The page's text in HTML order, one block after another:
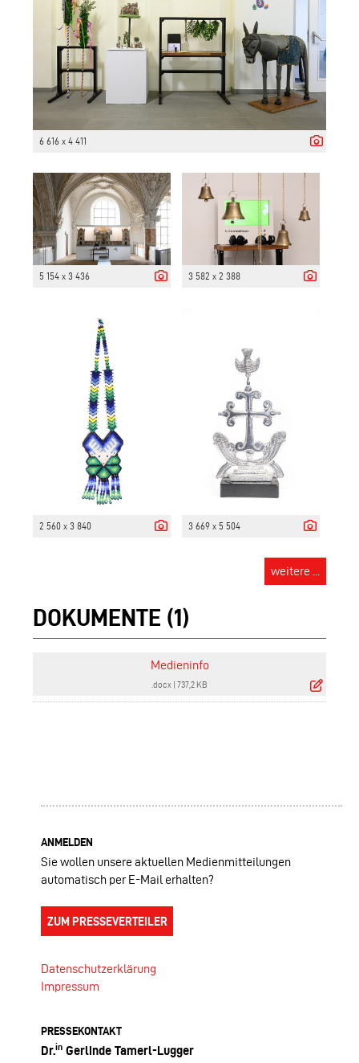
6 616 x 4 411
5 154 x 3 436 3 582 x 2 388
2 560 x 3 840 3 669 x 5 504
weitere ...
DOKUMENTE (1)
Medieninfo
.docx 737,2 KB
ANMELDEN
Sie wollen unsere aktuellen Medienmitteilungen
automatisch per E-Mail erhalten?
ZUM PRESSEVERTEILER
Datenschutzerklärung
Impressum
PRESSEKONTAKT
Dr.in Gerlinde Tamerl-Lugger